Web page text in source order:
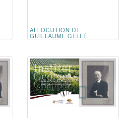
ALLOCUTION DE
GUILLAUME GELLÉ